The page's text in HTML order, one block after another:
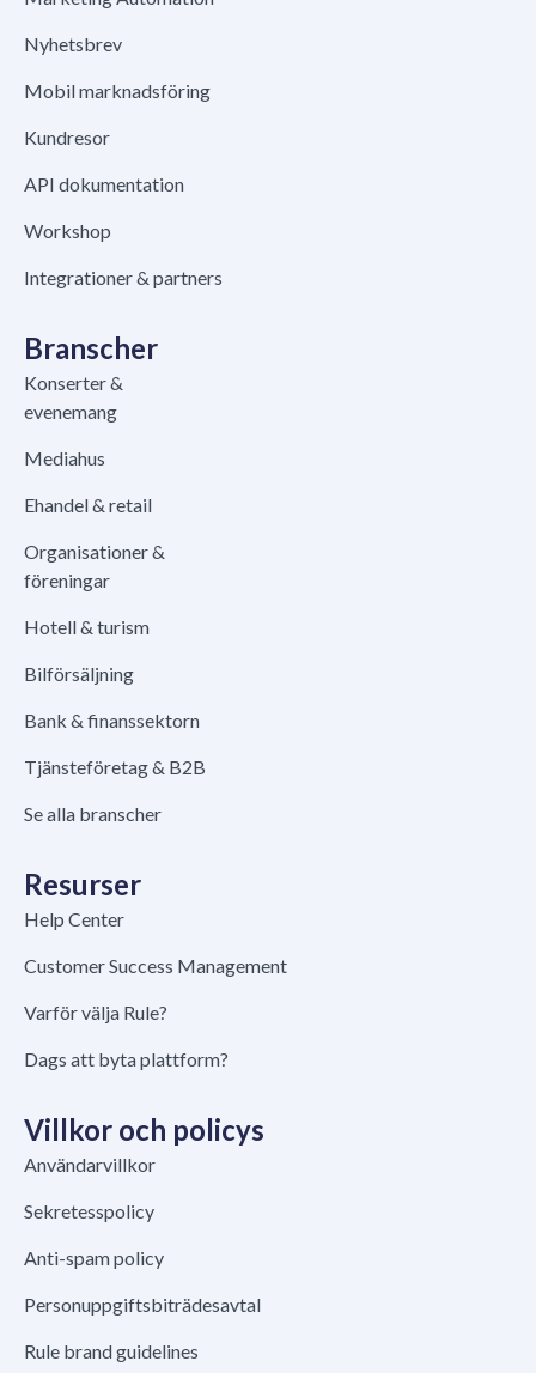
Nyhetsbrev
Mobil marknadsföring
Kundresor
API dokumentation
Workshop
Integrationer & partners
Branscher
Konserter &
evenemang
Mediahus
Ehandel & retail
Organisationer &
föreningar
Hotell & turism
Bilförsäljning
Bank & finanssektorn
Tjänsteföretag & B2B
Se alla branscher
Resurser
Help Center
Customer Success Management
Varför välja Rule?
Dags att byta plattform?
Villkor och policys
Användarvillkor
Sekretesspolicy
Anti-spam policy
Personuppgiftsbiträdesavtal
Rule brand guidelines